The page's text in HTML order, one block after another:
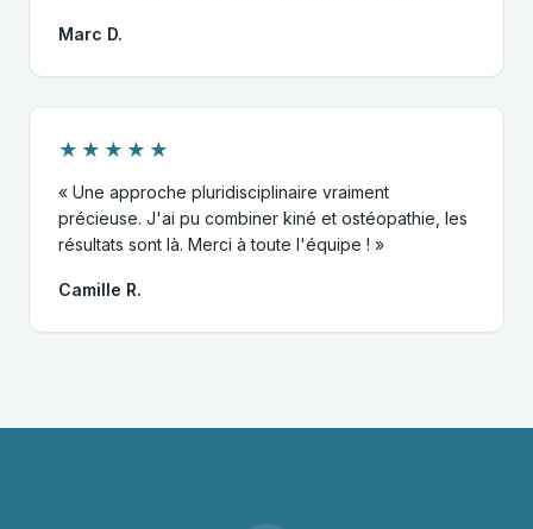
Marc D.
★★★★★
« Une approche pluridisciplinaire vraiment
précieuse. J'ai pu combiner kiné et ostéopathie, les
résultats sont là. Merci à toute l'équipe ! »
Camille R.